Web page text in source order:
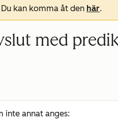
kan komma åt den här.
med
inte annat anges: